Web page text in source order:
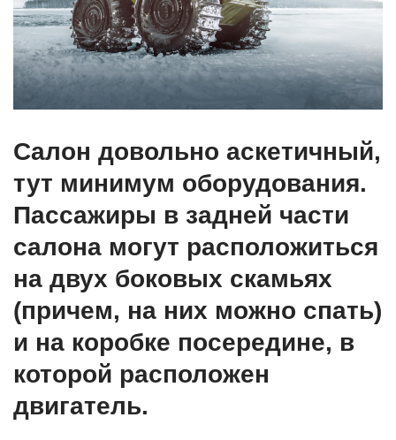
Салон довольно аскетичный,
тут минимум оборудования.
Пассажиры в задней части
салона могут расположиться
на двух боковых скамьях
(причем, на них можно спать)
и на коробке посередине, в
которой расположен
двигатель.